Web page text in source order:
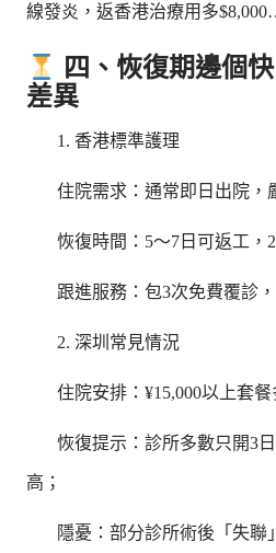
線發炎，返香港治療用多
四、恢復期邊個
差異
1. 香港標準護理
住院需求：通常即日出院，
恢復時間：5～7日可返工，
跟進服務：包3次免費覆診
2. 深圳常見情況
住院安排：¥15,000以上套餐
恢復提示：診所多數只開3
高；
隱憂：部分診所術後「失聯